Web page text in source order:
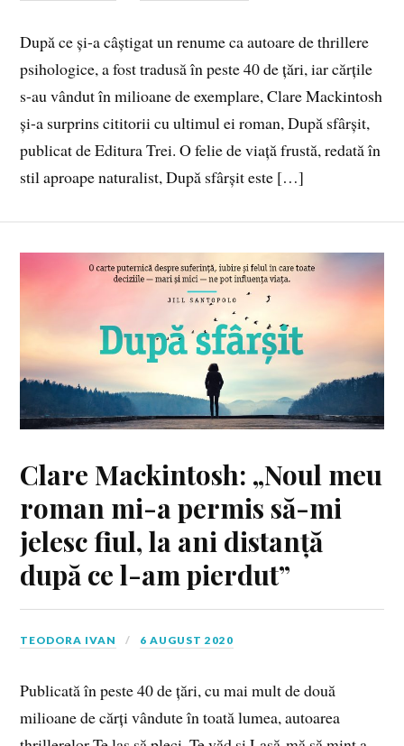
După ce și-a câștigat un renume ca autoare de thrillere
psihologice, a fost tradusă în peste 40 de țări, iar cărțile
s-au vândut în milioane de exemplare, Clare Mackintosh
și-a surprins cititorii cu ultimul ei roman, După sfârșit,
publicat de Editura Trei. O felie de viață frustă, redată în
stil aproape naturalist, După sfârșit este […]
Clare Mackintosh: „Noul meu
roman mi-a permis să-mi
jelesc fiul, la ani distanță
după ce l-am pierdut”
TEODORA IVAN 6 AUGUST 2020
Publicată în peste 40 de țări, cu mai mult de două
milioane de cărți vândute în toată lumea, autoarea